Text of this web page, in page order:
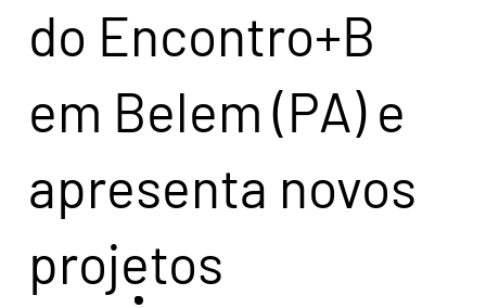
do Encontro+B
em Belem (PA) e
apresenta novos
projetos